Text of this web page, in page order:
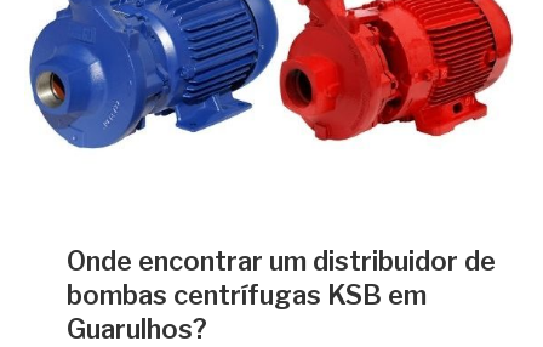
Onde encontrar um distribuidor de
bombas centrífugas KSB em
Guarulhos?